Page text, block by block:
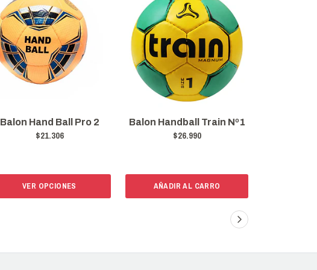
Balon Hand Ball Pro 2
$21.306
VER OPCIONES
Balon Handball Train Nº1
$26.990
AÑADIR AL CARRO